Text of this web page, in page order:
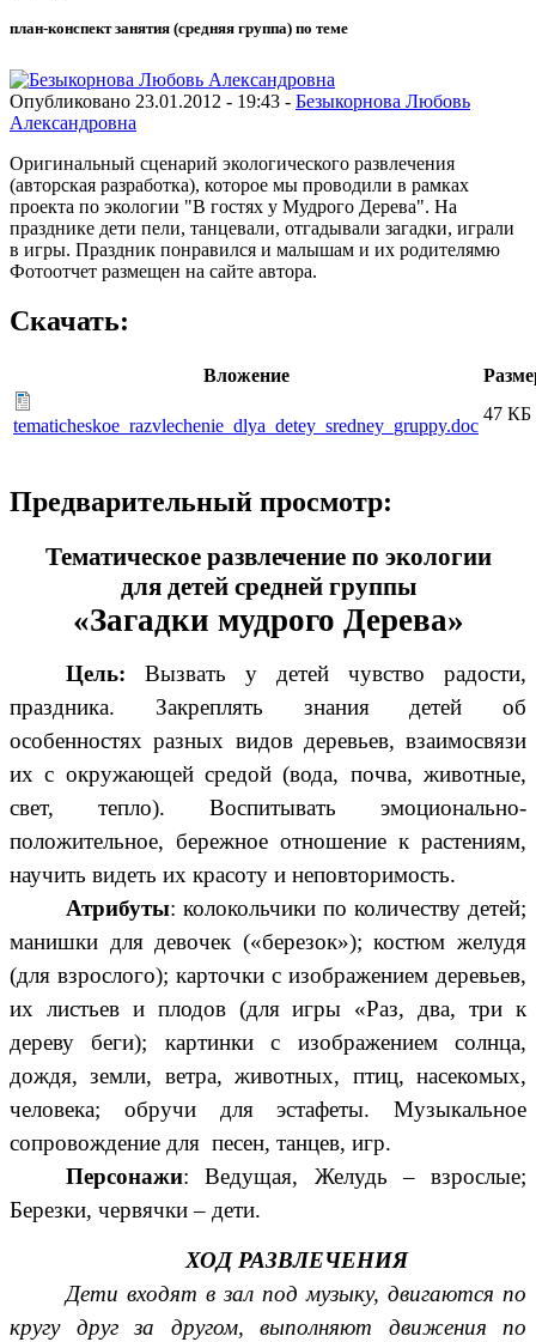
план-конспект занятия (средняя группа) по теме
Опубликовано 23.01.2012 - 19:43 - Безыкорнова Любовь
Александровна
Оригинальный сценарий экологического развлечения
(авторская разработка), которое мы проводили в рамках
проекта по экологии "В гостях у Мудрого Дерева". На
празднике дети пели, танцевали, отгадывали загадки, играли
в игры. Праздник понравился и малышам и их родителямю
Фотоотчет размещен на сайте автора.
Скачать:
Вложение
tematicheskoe_razvlechenie_dlya_detey_sredney_gruppy.doc
47 КБ
Предварительный просмотр:
Тематическое развлечение по экологии
для детей средней группы
«Загадки мудрого Дерева»
Цель:Вызвать у детей чувство радости,
праздника. Закреплять знания детей об
особенностях разных видов деревьев, взаимосвязи
их с окружающей средой (вода, почва, животные,
свет, тепло). Воспитывать эмоционально-
положительное, бережное отношение к растениям,
научить видеть их красоту и неповторимость.
Атрибуты: колокольчики по количеству детей;
манишки для девочек («березок»); костюм желудя
(для взрослого); карточки с изображением деревьев,
их листьев и плодов (для игры «Раз, два, три к
дереву беги); картинки с изображением солнца,
дождя, земли, ветра, животных, птиц, насекомых,
человека; обручи для эстафеты. Музыкальное
сопровождение для песен, танцев, игр.
Персонажи: Ведущая, Желудь – взрослые;
Березки, червячки – дети.
ХОД РАЗВЛЕЧЕНИЯ
Дети входят в зал под музыку, двигаются по
кругу друг за другом, выполняют движения по